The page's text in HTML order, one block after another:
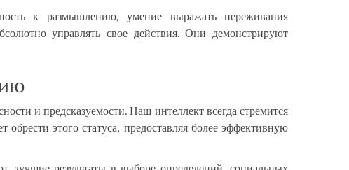
к размышлению, умение выражать переживания
управлять свое действия. Они демонстрируют
и предсказуемости. Наш интеллект всегда стремится
этого статуса, предоставляя более эффективную